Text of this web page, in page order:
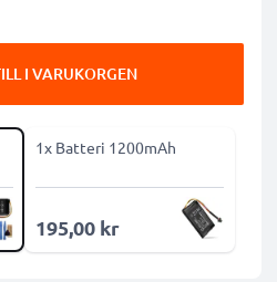
I VARUKORGEN
1x Batteri 1200mAh
195,00 kr